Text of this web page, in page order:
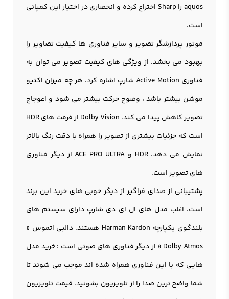
aquos را Sharp اختراع کرده و انحصاری در اختیار این کمپانی
است.
موتور پردازشگر تصویر و سایر فناوری ها کیفیت تصاویر را
بهبود می بخشد. از ویژگی های کیفیت تصویر می توان به
فناوری Active Motion شارپ اشاره کرد. هر چه میزان اکتیو
موشن بیشتر باشد ، وضوح حرکت بیشتر می شود و اعوجاج
تصویر کاهش پیدا می کند. Dolby Vision از فرمت های HDR
است که جزئیات بیشتری از تصویر را همراه با دقت رنگ بالاتر
نمایش می دهد. HDR و ACE PRO ULTRA از دیگر فناوری
های تصویر است.
پشتیبانی از صدای فراگیر از دیگر خوبی های خرید این برند
است. اغلب مدل های ال ای دی شارپ دارای سیستم های
بلندگوی یکپارچه Harman Kardon هستند. دالبی اتموس «
Dolby Atmos » از دیگر فناوری های صوتی است ؛ خرید مدل
هایی که با این فناوری همراه شده اند موجب می شوند تا
شما واضح ترین صدا را از تلويزيون بشونید. قیمت تلویزیون